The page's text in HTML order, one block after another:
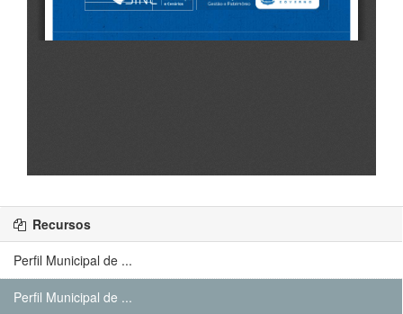
Recursos
Perfil Municipal de ...
Perfil Municipal de ...